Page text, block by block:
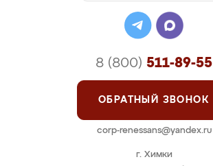
г. Химки
8 (800) 511-89-55
ОБРАТНЫЙ ЗВОНОК
corp-renessans@yandex.ru